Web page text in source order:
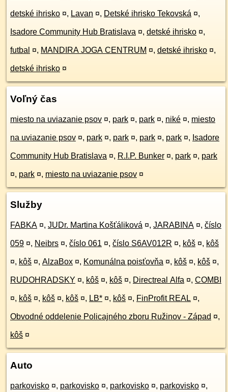
detské ihrisko ¤, Lavan ¤, Detské ihrisko Tekovská ¤,
Isadore Community Hub Bratislava ¤, detské ihrisko ¤,
futbal ¤, MANDIRA JOGA CENTRUM ¤, detské ihrisko ¤,
detské ihrisko ¤
Voľný čas
miesto na uviazanie psov ¤, park ¤, park ¤, niké ¤, miesto
na uviazanie psov ¤, park ¤, park ¤, park ¤, park ¤, Isadore
Community Hub Bratislava ¤, R.I.P. Bunker ¤, park ¤, park
¤, park ¤, miesto na uviazanie psov ¤
Služby
FABKA ¤, JUDr. Martina Košťáliková ¤, JARABINA ¤, číslo
059 ¤, Neibrs ¤, číslo 061 ¤, číslo S6AV012R ¤, kôš ¤, kôš
¤, kôš ¤, AlzaBox ¤, Komunálna poisťovňa ¤, kôš ¤, kôš ¤,
RUDOHRADSKY ¤, kôš ¤, kôš ¤, Directreal Alfa ¤, COMBI
¤, kôš ¤, kôš ¤, kôš ¤, LB* ¤, kôš ¤, FinProfit REAL ¤,
Obvodné oddelenie Policajného zboru Ružinov - Západ ¤,
kôš ¤
Auto
parkovisko ¤, parkovisko ¤, parkovisko ¤, parkovisko ¤,